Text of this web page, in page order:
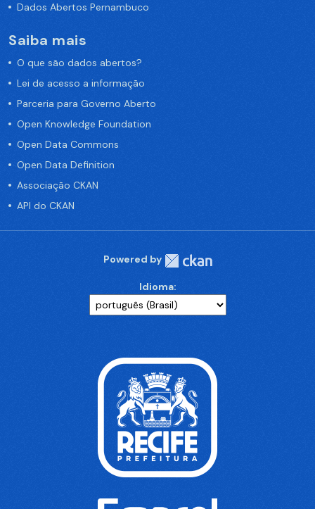
Dados Abertos Pernambuco
Saiba mais
O que são dados abertos?
Lei de acesso a informação
Parceria para Governo Aberto
Open Knowledge Foundation
Open Data Commons
Open Data Definition
Associação CKAN
API do CKAN
Powered by
Idioma